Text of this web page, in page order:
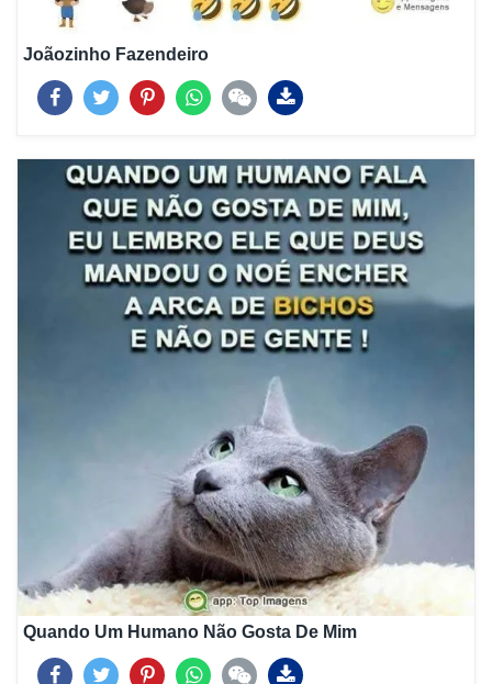
Joãozinho Fazendeiro
Quando Um Humano Não Gosta De Mim